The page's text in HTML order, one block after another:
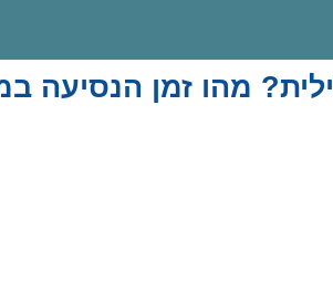
מהו זמן הנסיעה